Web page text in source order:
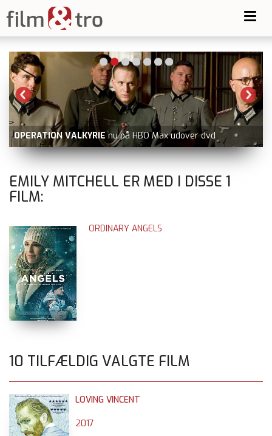
OPERATION VALKYRIE nu på HBO Max udover dvd
EMILY MITCHELL ER MED I DISSE 1
FILM:
ORDINARY ANGELS
10 TILFÆLDIG VALGTE FILM
LOVING VINCENT
2017